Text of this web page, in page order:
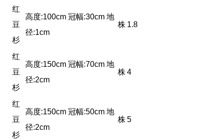
红
豆
杉
高度:100cm 冠幅:30cm 地
径:1cm
株 1.8
红
豆
杉
高度:150cm 冠幅:70cm 地
径:2cm
株4
红
豆
杉
高度:150cm 冠幅:50cm 地
径:2cm
株5